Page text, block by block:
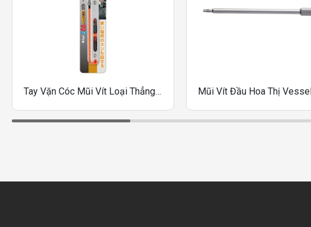
Tay Vặn Cóc Mũi Vít Loại Thẳng Vessel TD-74